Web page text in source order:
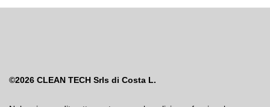
©2026 CLEAN TECH Srls di Costa L.